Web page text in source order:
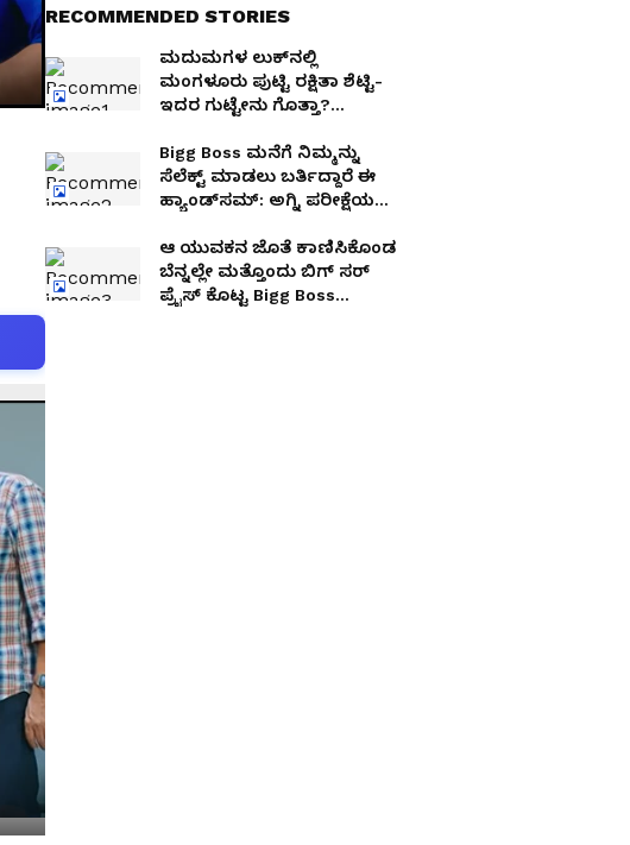
RECOMMENDED STORIES
ಮದುಮಗಳ ಲುಕ್​ನಲ್ಲಿ
ಮಂಗಳೂರು ಪುಟ್ಟಿ ರಕ್ಷಿತಾ ಶೆಟ್ಟಿ-
ಇದರ ಗುಟ್ಟೇನು ಗೊತ್ತಾ?
Bigg Boss ಮನೆಗೆ ನಿಮ್ಮನ್ನು
ಸೆಲೆಕ್ಟ್​ ಮಾಡಲು ಬರ್ತಿದ್ದಾರೆ ಈ
ಹ್ಯಾಂಡ್​ಸಮ್​: ಅಗ್ನಿ ಪರೀಕ್ಷೆಯ
ಆ ಯುವಕನ ಜೊತೆ ಕಾಣಿಸಿಕೊಂಡ
ಬೆನ್ನಲ್ಲೇ ಮತ್ತೊಂದು ಬಿಗ್​ ಸರ್​
ಪ್ರೈಸ್​ ಕೊಟ್ಟ Bigg Boss